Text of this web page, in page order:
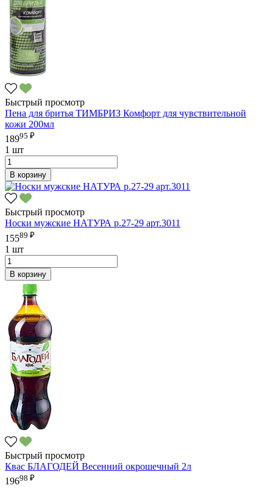
Быстрый просмотр
Пена для бритья ТИМБРИЗ Комфорт для чувствительной
кожи 200мл
18995 ₽
1 шт
В корзину
Быстрый просмотр
Носки мужские НАТУРА р.27-29 арт.3011
15589 ₽
1 шт
В корзину
Быстрый просмотр
Квас БЛАГОДЕЙ Весенний окрошечный 2л
19698 ₽